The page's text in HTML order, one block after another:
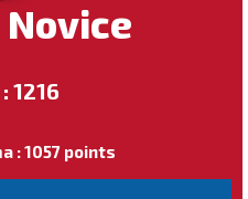
Novice
1216
: 1057 points